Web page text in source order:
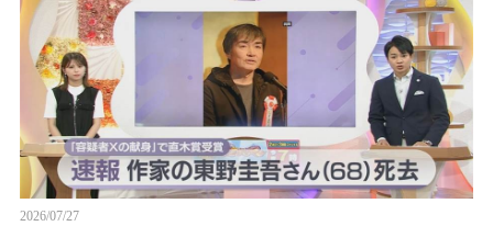
2026/07/27